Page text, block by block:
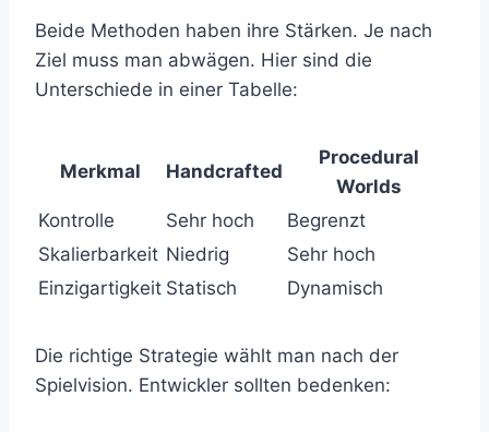
Beide Methoden haben ihre Stärken. Je nach
Ziel muss man abwägen. Hier sind die
Unterschiede in einer Tabelle:
Merkmal Handcrafted
Procedural
Worlds
Kontrolle
Sehr hoch
Begrenzt
Skalierbarkeit Niedrig
Sehr hoch
Einzigartigkeit Statisch Dynamisch
Die richtige Strategie wählt man nach der
Spielvision. Entwickler sollten bedenken: